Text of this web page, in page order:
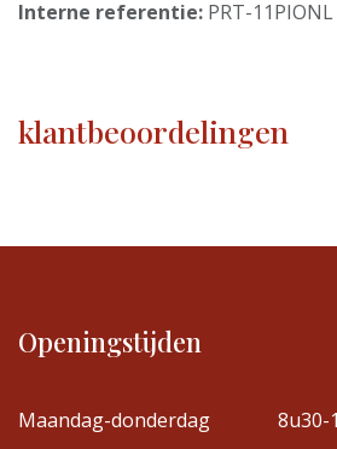
Interne referentie: PRT-11PIONL
klantbeoordelingen
Openingstijden
Maandag-donderdag
8u30-